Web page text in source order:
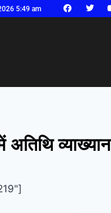
5:49 am
अतिथि व्याख्यान